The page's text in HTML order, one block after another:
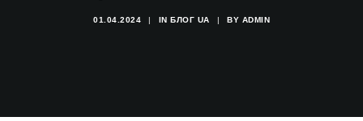
01.04.2024 | IN БЛОГ UA | BY ADMIN